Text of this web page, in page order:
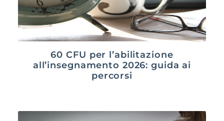
60 CFU per l’abilitazione
all’insegnamento 2026: guida ai
percorsi